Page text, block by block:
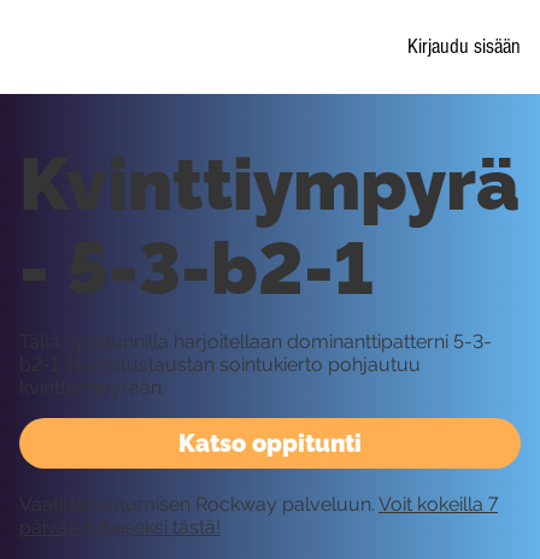
Kirjaudu sisään
Katso oppitunti
Kvinttiympyrä
- 5-3-b2-1
Tällä oppitunnilla harjoitellaan dominanttipatterni 5-3-
b2-1. Harjoitustaustan sointukierto pohjautuu
kvinttiympyrään.
Vaatii kirjautumisen Rockway palveluun. Voit kokeilla 7
päivää ilmaiseksi tästä!